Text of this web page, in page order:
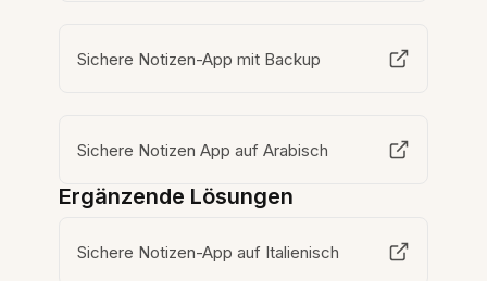
Sichere Notizen-App mit Backup
Sichere Notizen App auf Arabisch
Ergänzende Lösungen
Sichere Notizen-App auf Italienisch